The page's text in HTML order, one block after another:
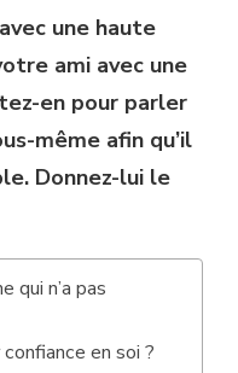
une haute
ami avec une
en pour parler
même afin qu’il
Donnez-lui le
qui n’a pas
en soi ?